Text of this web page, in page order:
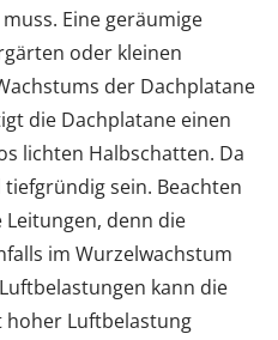
Eine geräumige
oder kleinen
der Dachplatane
die Dachplatane einen
lichten Halbschatten. Da
sein. Beachten
denn die
im Wurzelwachstum
kann die
hoher Luftbelastung